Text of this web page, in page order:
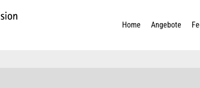
Home Angebote